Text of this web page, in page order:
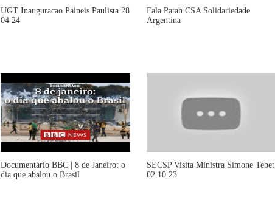
UGT Inauguracao Paineis Paulista 28
04 24
Fala Patah CSA Solidariedade
Argentina
Documentário BBC | 8 de Janeiro: o
dia que abalou o Brasil
SECSP Visita Ministra Simone Tebet
02 10 23